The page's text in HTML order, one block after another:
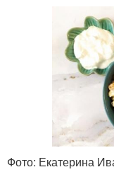
Фото: Екатерина